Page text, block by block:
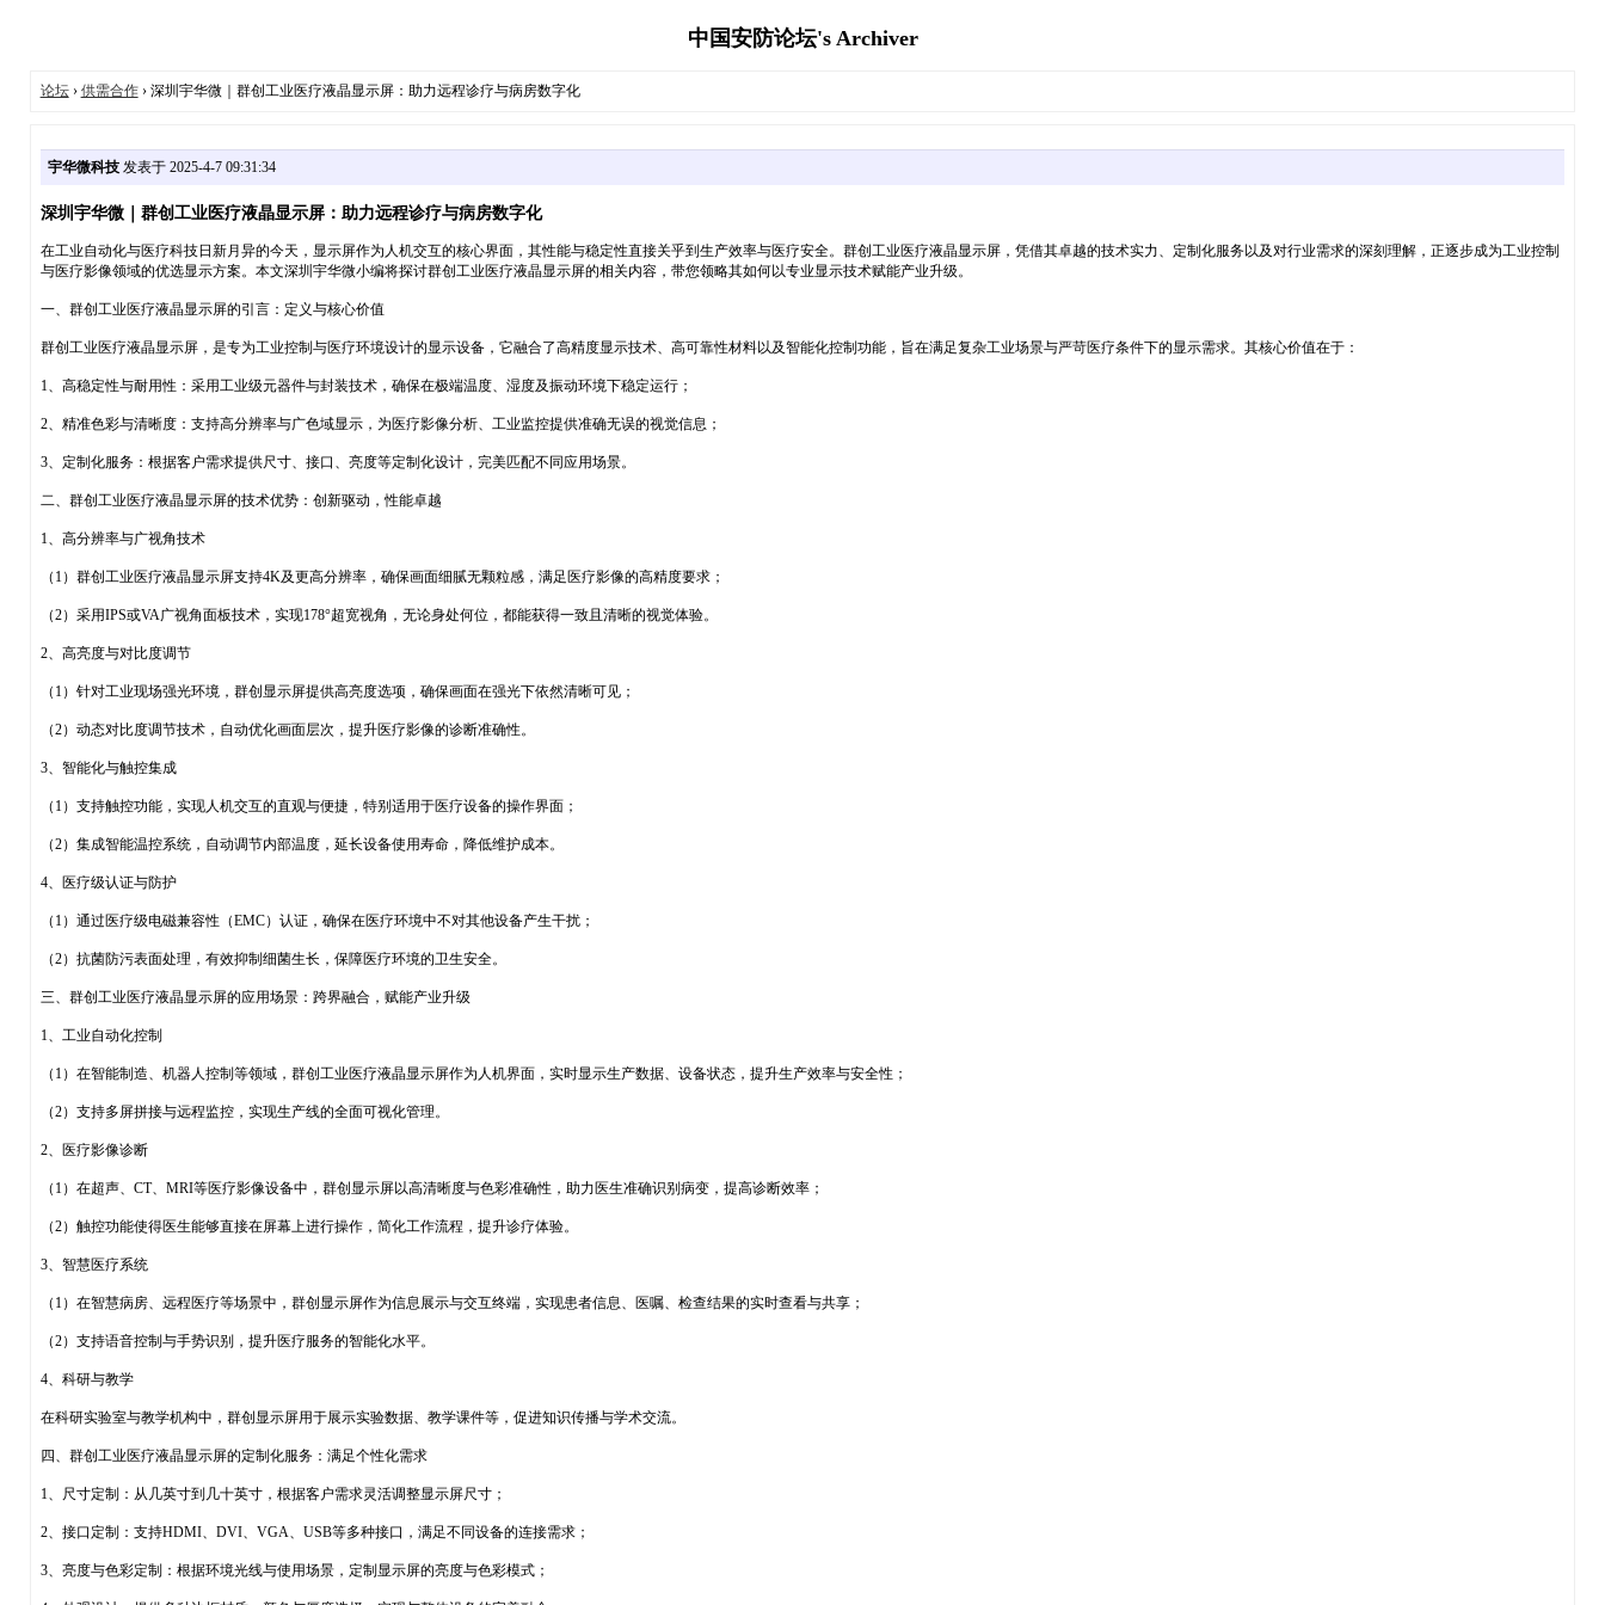
中国安防论坛's Archiver
论坛› 供需合作› 深圳宇华微｜群创工业医疗液晶显示屏：助力远程诊疗与病房数字化
宇华微科技发表于 2025-4-7 09:31:34
深圳宇华微｜群创工业医疗液晶显示屏：助力远程诊疗与病房数字化
在工业自动化与医疗科技日新月异的今天，显示屏作为人机交互的核心界面，其性能与稳定性直接关乎到生产效率与医疗安全。群创工业医疗液晶显示屏，凭借其卓越的技术实力、定制化服务以及对行业需求的深刻理解，正逐步成为工业控制
与医疗影像领域的优选显示方案。本文深圳宇华微小编将探讨群创工业医疗液晶显示屏的相关内容，带您领略其如何以专业显示技术赋能产业升级。
一、群创工业医疗液晶显示屏的引言：定义与核心价值
群创工业医疗液晶显示屏，是专为工业控制与医疗环境设计的显示设备，它融合了高精度显示技术、高可靠性材料以及智能化控制功能，旨在满足复杂工业场景与严苛医疗条件下的显示需求。其核心价值在于：
1、高稳定性与耐用性：采用工业级元器件与封装技术，确保在极端温度、湿度及振动环境下稳定运行；
2、精准色彩与清晰度：支持高分辨率与广色域显示，为医疗影像分析、工业监控提供准确无误的视觉信息；
3、定制化服务：根据客户需求提供尺寸、接口、亮度等定制化设计，完美匹配不同应用场景。
二、群创工业医疗液晶显示屏的技术优势：创新驱动，性能卓越
1、高分辨率与广视角技术
（1）群创工业医疗液晶显示屏支持4K及更高分辨率，确保画面细腻无颗粒感，满足医疗影像的高精度要求；
（2）采用IPS或VA广视角面板技术，实现178°超宽视角，无论身处何位，都能获得一致且清晰的视觉体验。
2、高亮度与对比度调节
（1）针对工业现场强光环境，群创显示屏提供高亮度选项，确保画面在强光下依然清晰可见；
（2）动态对比度调节技术，自动优化画面层次，提升医疗影像的诊断准确性。
3、智能化与触控集成
（1）支持触控功能，实现人机交互的直观与便捷，特别适用于医疗设备的操作界面；
（2）集成智能温控系统，自动调节内部温度，延长设备使用寿命，降低维护成本。
4、医疗级认证与防护
（1）通过医疗级电磁兼容性（EMC）认证，确保在医疗环境中不对其他设备产生干扰；
（2）抗菌防污表面处理，有效抑制细菌生长，保障医疗环境的卫生安全。
三、群创工业医疗液晶显示屏的应用场景：跨界融合，赋能产业升级
1、工业自动化控制
（1）在智能制造、机器人控制等领域，群创工业医疗液晶显示屏作为人机界面，实时显示生产数据、设备状态，提升生产效率与安全性；
（2）支持多屏拼接与远程监控，实现生产线的全面可视化管理。
2、医疗影像诊断
（1）在超声、CT、MRI等医疗影像设备中，群创显示屏以高清晰度与色彩准确性，助力医生准确识别病变，提高诊断效率；
（2）触控功能使得医生能够直接在屏幕上进行操作，简化工作流程，提升诊疗体验。
3、智慧医疗系统
（1）在智慧病房、远程医疗等场景中，群创显示屏作为信息展示与交互终端，实现患者信息、医嘱、检查结果的实时查看与共享；
（2）支持语音控制与手势识别，提升医疗服务的智能化水平。
4、科研与教学
在科研实验室与教学机构中，群创显示屏用于展示实验数据、教学课件等，促进知识传播与学术交流。
四、群创工业医疗液晶显示屏的定制化服务：满足个性化需求
1、尺寸定制：从几英寸到几十英寸，根据客户需求灵活调整显示屏尺寸；
2、接口定制：支持HDMI、DVI、VGA、USB等多种接口，满足不同设备的连接需求；
3、亮度与色彩定制：根据环境光线与使用场景，定制显示屏的亮度与色彩模式；